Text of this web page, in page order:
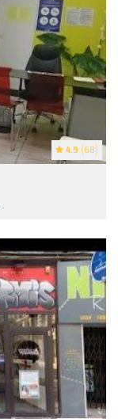
4.9 (68)